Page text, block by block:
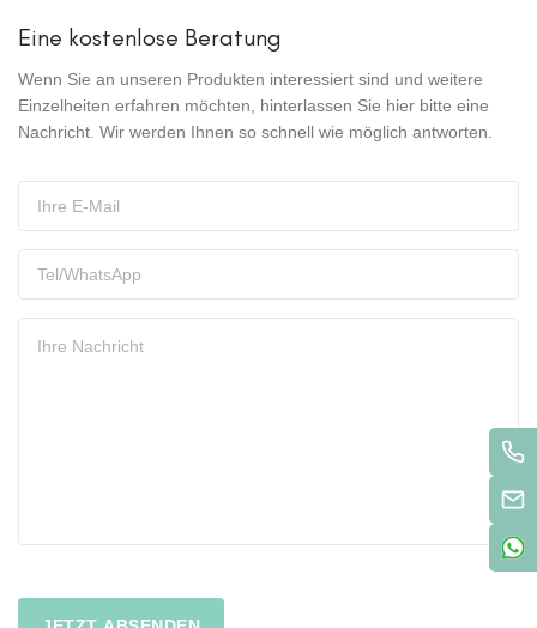
Eine kostenlose Beratung
Wenn Sie an unseren Produkten interessiert sind und weitere
Einzelheiten erfahren möchten, hinterlassen Sie hier bitte eine
Nachricht. Wir werden Ihnen so schnell wie möglich antworten.